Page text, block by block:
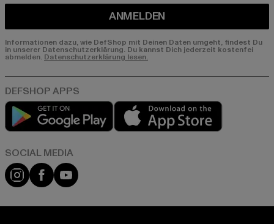
ANMELDEN
Informationen dazu, wie DefShop mit Deinen Daten umgeht, findest Du
in unserer Datenschutzerklärung. Du kannst Dich jederzeit kostenfei
abmelden. Datenschutzerklärung lesen.
Play market
Instagram
FacebookYouTube